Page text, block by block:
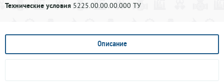
Технические условия 5225.00.00.00.000 ТУ
Описание